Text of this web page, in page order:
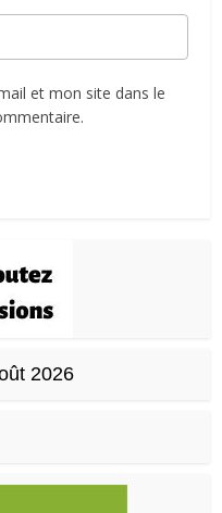
et mon site dans le
2026